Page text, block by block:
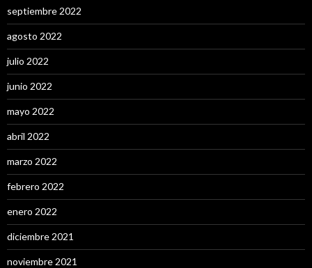
septiembre 2022
agosto 2022
julio 2022
junio 2022
mayo 2022
abril 2022
marzo 2022
febrero 2022
enero 2022
diciembre 2021
noviembre 2021